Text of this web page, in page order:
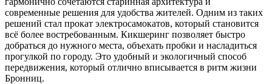
современные решения для удобства жителей. Одним из таких
решений стал прокат электросамокатов, который становится
всё более востребованным. Кикшеринг позволяет быстро
добраться до нужного места, объехать пробки и насладиться
прогулкой по городу. Это удобный и экологичный способ
передвижения, который отлично вписывается в ритм жизни
Бронниц.